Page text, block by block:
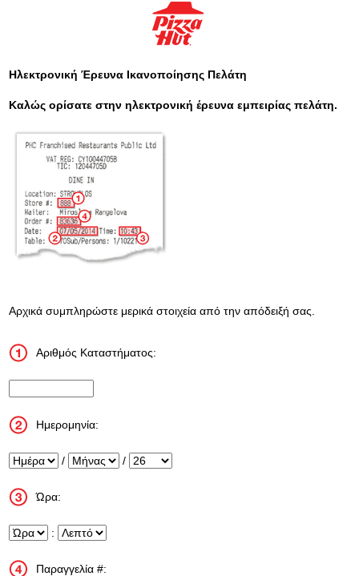
Ηλεκτρονική Έρευνα Ικανοποίησης Πελάτη
Καλώς ορίσατε στην ηλεκτρονική έρευνα εμπειρίας πελάτη.
Αρχικά συμπληρώστε μερικά στοιχεία από την απόδειξή σας.
Αριθμός Καταστήματος:
Ημερομηνία:
Ημέρα / Μήνας / Έτος
Ώρα:
Ώρα : Λεπτό
Παραγγελία #: